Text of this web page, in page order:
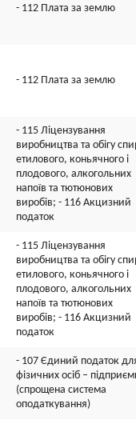
- 112 Плата за землю
- 112 Плата за землю
- 115 Ліцензування
виробництва та обігу
етилового, коньячного і
плодового, алкогольних
напоїв та тютюнових
виробів; - 116 Акцизний
податок
- 115 Ліцензування
виробництва та обігу
етилового, коньячного і
плодового, алкогольних
напоїв та тютюнових
виробів; - 116 Акцизний
податок
- 107 Єдиний податок
фізичних осіб –
(спрощена система
оподаткування)